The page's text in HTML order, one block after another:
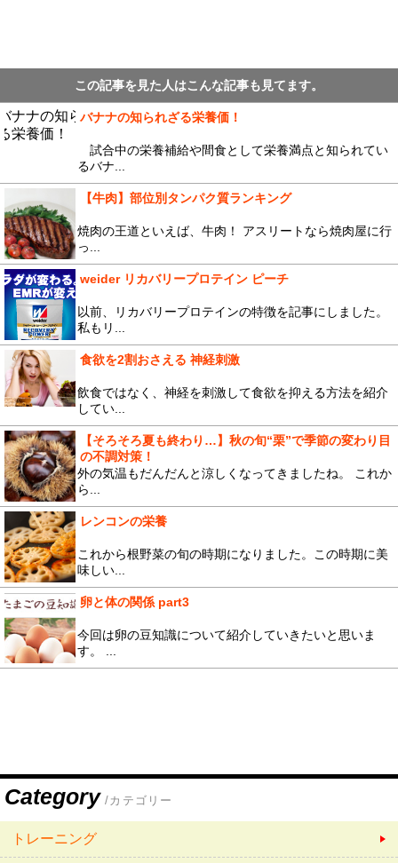
この記事を見た人はこんな記事も見てます。
バナナの知られざる栄養価！
試合中の栄養補給や間食として栄養満点と知られてい
るバナ...
【牛肉】部位別タンパク質ランキング
焼肉の王道といえば、牛肉！ アスリートなら焼肉屋に行
っ...
weider リカバリープロテイン ピーチ
以前、リカバリープロテインの特徴を記事にしました。
私もリ...
食欲を2割おさえる 神経刺激
飲食ではなく、神経を刺激して食欲を抑える方法を紹介
してい...
【そろそろ夏も終わり…】秋の旬“栗”で季節の変わり目
の不調対策！
外の気温もだんだんと涼しくなってきましたね。 これか
ら...
レンコンの栄養
これから根野菜の旬の時期になりました。この時期に美
味しい...
卵と体の関係 part3
今回は卵の豆知識について紹介していきたいと思いま
す。 ...
Category /カテゴリー
トレーニング